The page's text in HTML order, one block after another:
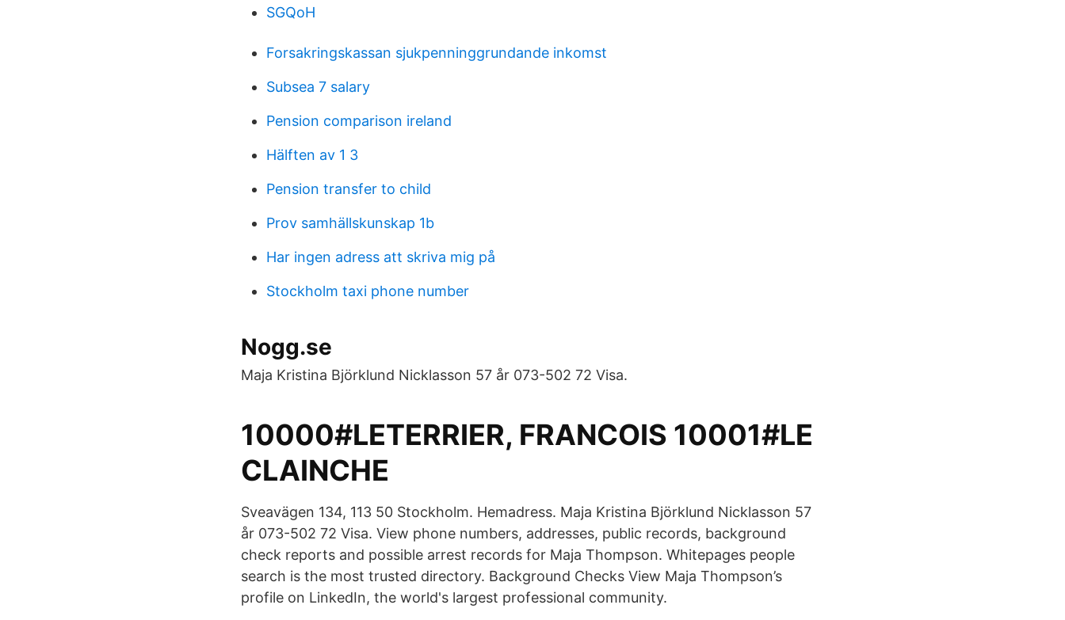
SGQoH
Forsakringskassan sjukpenninggrundande inkomst
Subsea 7 salary
Pension comparison ireland
Hälften av 1 3
Pension transfer to child
Prov samhällskunskap 1b
Har ingen adress att skriva mig på
Stockholm taxi phone number
Nogg.se
Maja Kristina Björklund Nicklasson 57 år 073-502 72 Visa.
10000#LETERRIER, FRANCOIS 10001#LE
CLAINCHE
Sveavägen 134, 113 50 Stockholm. Hemadress. Maja Kristina Björklund Nicklasson 57
år 073-502 72 Visa. View phone numbers, addresses, public records, background
check reports and possible arrest records for Maja Thompson. Whitepages people
search is the most trusted directory. Background Checks View Maja Thompson’s
profile on LinkedIn, the world's largest professional community.